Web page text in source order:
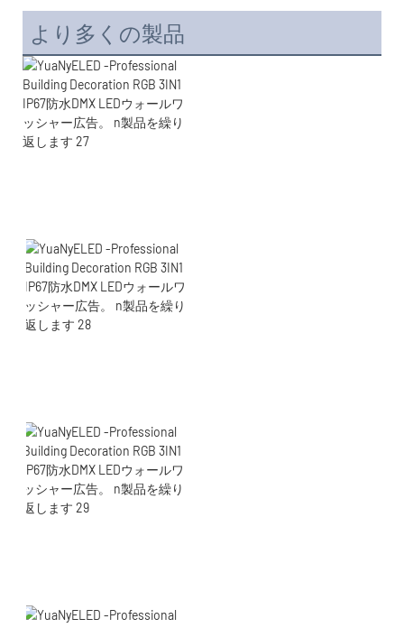
より多くの製品